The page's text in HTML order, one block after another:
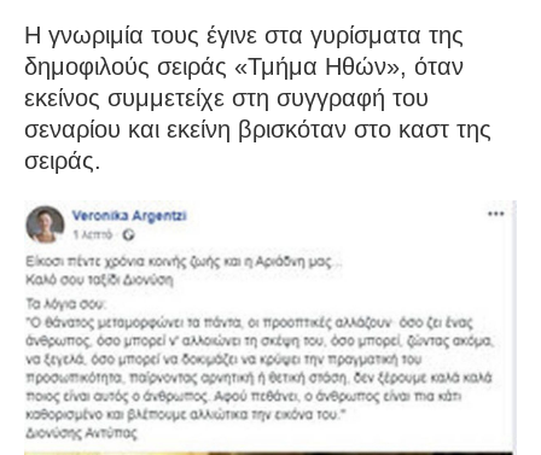
Η γνωριμία τους έγινε στα γυρίσματα της
δημοφιλούς σειράς «Τμήμα Ηθών», όταν
εκείνος συμμετείχε στη συγγραφή του
σεναρίου και εκείνη βρισκόταν στο καστ της
σειράς.